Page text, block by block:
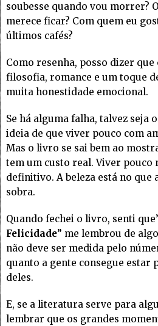
soubesse quando vou morrer?
merece ficar? Com quem eu
últimos cafés?
Como resenha, posso dizer
filosofia, romance e um toque
muita honestidade emocional.
Se há alguma falha, talvez seja
ideia de que viver pouco com
Mas o livro se sai bem ao
tem um custo real. Viver pouco
definitivo. A beleza está no que
sobra.
Quando fechei o livro, senti
Felicidade” me lembrou de
não deve ser medida pelo
quanto a gente consegue estar
deles.
E, se a literatura serve para
lembrar que os grandes